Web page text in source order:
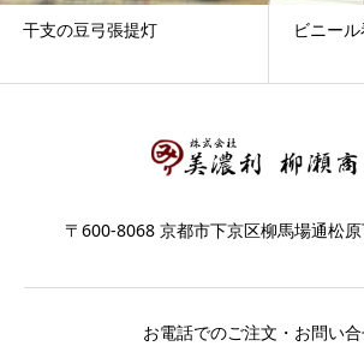
干支の豆弓張提灯 ビニー
〒600-8068 京都市下京区柳馬場通松
お電話でのご注文・お問い